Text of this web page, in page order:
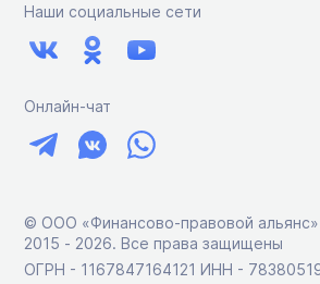
Наши социальные сети
Онлайн-чат
© ООО «Финансово-правовой альянс»
2015 ‑ 2026. Все права защищены
ОГРН - 1167847164121 ИНН -